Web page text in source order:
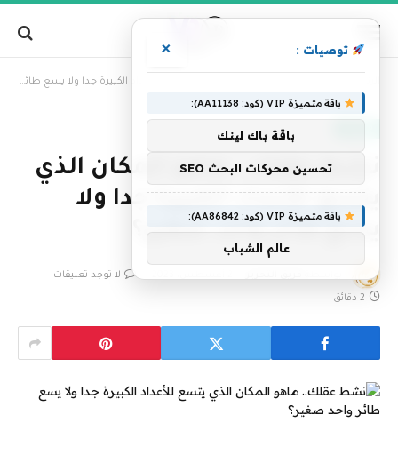
نشط عقلك.. ماهو المكان الذي يتسع للأعداد الكبيرة جدا ولا يسع طائر واحد صغير؟
نشط عقلك.. ماهو المكان الذي
يتسع للأعداد الكبيرة جدا ولا
يسع طائر واحد صغير؟
لا توجد تعليقات
2 دقائق
توصيات : ×
باقة متميزة VIP (كود: AA11138):
باقة باك لينك
تحسين محركات البحث SEO
باقة متميزة VIP (كود: AA86842):
عالم الشباب